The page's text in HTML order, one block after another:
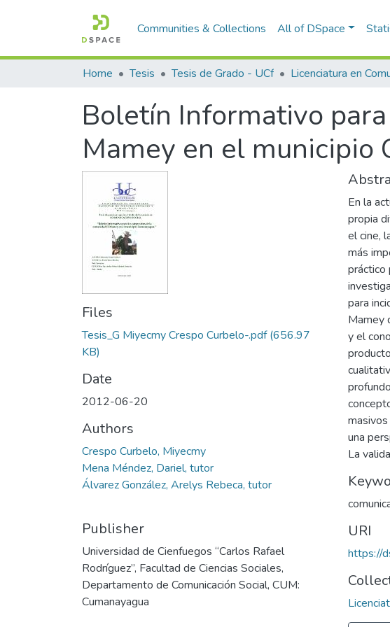
Communities & Collections All of DSpace
Home Tesis Tesis de Grado - UCf
Boletín Informativo
Mamey en el municipio
Files
Tesis_G Miyecmy Crespo Curbelo-.pdf(656.97
KB)
Date
2012-06-20
Authors
Crespo Curbelo, Miyecmy
Mena Méndez, Dariel, tutor
Álvarez González, Arelys Rebeca, tutor
Publisher
Universidad de Cienfuegos “Carlos Rafael
Rodríguez”, Facultad de Ciencias Sociales,
Departamento de Comunicación Social, CUM:
Cumanayagua
En la
propia
el cine,
más
práctico
para
Mamey
y el
una
La
URI
https://